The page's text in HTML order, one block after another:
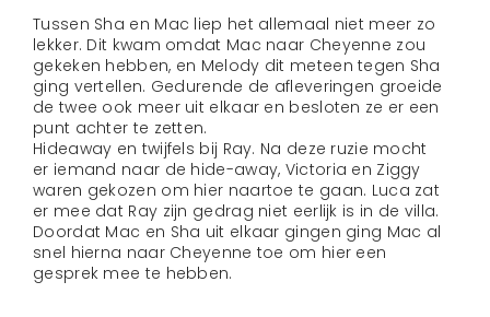
Tussen Sha en Mac liep het allemaal niet meer zo
lekker. Dit kwam omdat Mac naar Cheyenne zou
gekeken hebben, en Melody dit meteen tegen Sha
ging vertellen. Gedurende de afleveringen groeide
de twee ook meer uit elkaar en besloten ze er een
punt achter te zetten.
Hideaway en twijfels bij Ray. Na deze ruzie mocht
er iemand naar de hide-away, Victoria en Ziggy
waren gekozen om hier naartoe te gaan. Luca zat
er mee dat Ray zijn gedrag niet eerlijk is in de villa.
Doordat Mac en Sha uit elkaar gingen ging Mac al
snel hierna naar Cheyenne toe om hier een
gesprek mee te hebben.